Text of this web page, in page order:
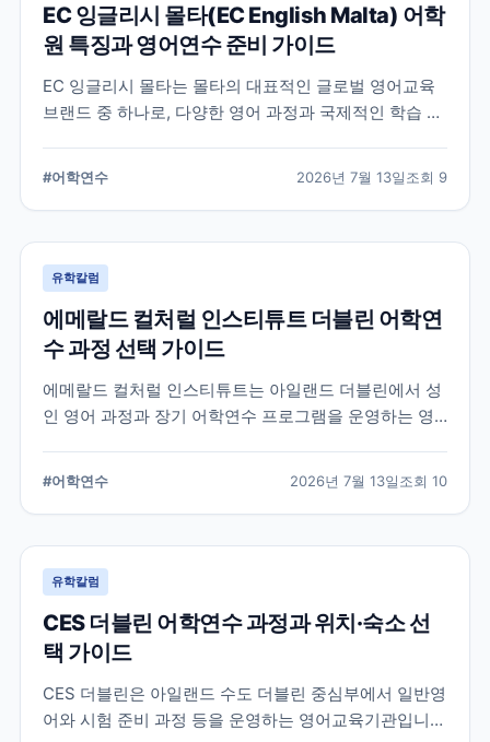
EC 잉글리시 몰타(EC English Malta) 어학
원 특징과 영어연수 준비 가이드
EC 잉글리시 몰타는 몰타의 대표적인 글로벌 영어교육
브랜드 중 하나로, 다양한 영어 과정과 국제적인 학습 환
습니다.
#어학연수 2026년 7월 13일조회 9
유학칼럼
에메랄드 컬처럴 인스티튜트 더블린 어학연
수 과정 선택 가이드
에메랄드 컬처럴 인스티튜트는 아일랜드 더블린에서 성
인 영어 과정과 장기 어학연수 프로그램을 운영하는 영
기준을 정리합니다.
#어학연수 2026년 7월 13일조회 10
유학칼럼
CES 더블린 어학연수 과정과 위치·숙소 선
택 가이드
CES 더블린은 아일랜드 수도 더블린 중심부에서 일반영
어와 시험 준비 과정 등을 운영하는 영어교육기관입니